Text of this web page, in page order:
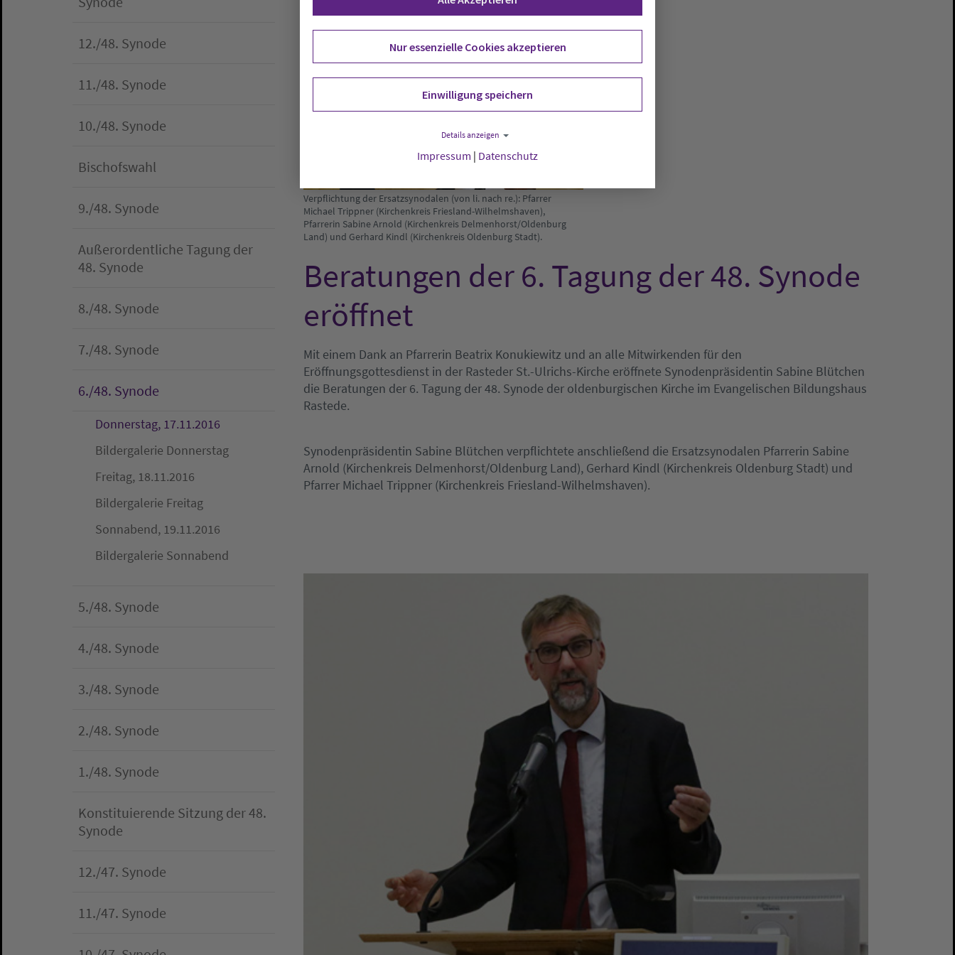
Verpflichtung der Ersatzsynodalen (von li. nach re.): Pfarrer
Michael Trippner (Kirchenkreis Friesland-Wilhelmshaven),
Pfarrerin Sabine Arnold (Kirchenkreis Delmenhorst/Oldenburg
Land) und Gerhard Kindl (Kirchenkreis Oldenburg Stadt).
Beratungen der 6. Tagung der 48. Synode
eröffnet
Mit einem Dank an Pfarrerin Beatrix Konukiewitz und an alle Mitwirkenden für den
Eröffnungsgottesdienst in der Rasteder St.-Ulrichs-Kirche eröffnete Synodenpräsidentin Sabine Blütchen
die Beratungen der 6. Tagung der 48. Synode der oldenburgischen Kirche im Evangelischen Bildungshaus
Rastede.
Synodenpräsidentin Sabine Blütchen verpflichtete anschließend die Ersatzsynodalen Pfarrerin Sabine
Arnold (Kirchenkreis Delmenhorst/Oldenburg Land), Gerhard Kindl (Kirchenkreis Oldenburg Stadt) und
Pfarrer Michael Trippner (Kirchenkreis Friesland-Wilhelmshaven).
12./48. Synode
11./48. Synode
10./48. Synode
Bischofswahl
9./48. Synode
Außerordentliche Tagung der
48. Synode
8./48. Synode
7./48. Synode
6./48. Synode
Donnerstag, 17.11.2016
Bildergalerie Donnerstag
Freitag, 18.11.2016
Bildergalerie Freitag
Sonnabend, 19.11.2016
Bildergalerie Sonnabend
5./48. Synode
4./48. Synode
3./48. Synode
2./48. Synode
1./48. Synode
Konstituierende Sitzung der 48.
Synode
12./47. Synode
11./47. Synode
Nur essenzielle Cookies akzeptieren
Einwilligung speichern
Details anzeigen
Impressum | Datenschutz